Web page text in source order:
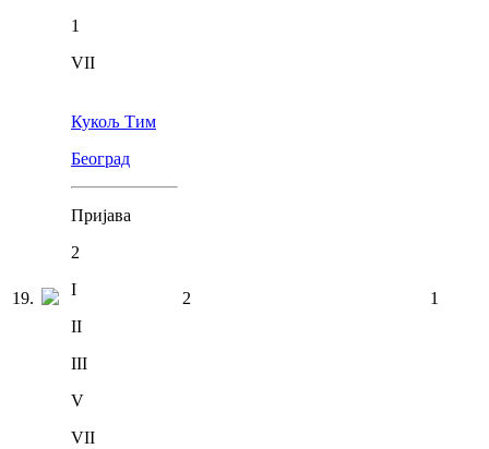
1
VII
19.
Кукољ Тим
Београд
Пријава
2
I
II
III
V
VII
2 1